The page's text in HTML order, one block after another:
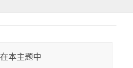
功能，或者直接开始免
。
在本主题中